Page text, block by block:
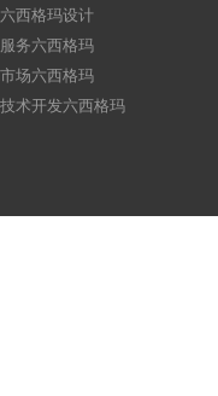
六西格玛设计
服务六西格玛
市场六西格玛
技术开发六西格玛